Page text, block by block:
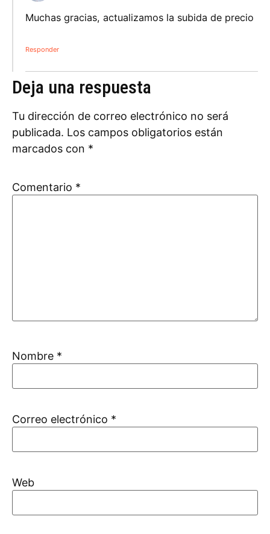
Muchas gracias, actualizamos la subida de precio
Responder
Deja una respuesta
Tu dirección de correo electrónico no será
publicada. Los campos obligatorios están
marcados con *
Comentario *
Nombre *
Correo electrónico *
Web